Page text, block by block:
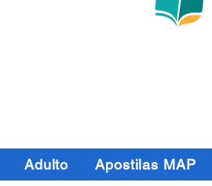
Adulto Apostilas MAP